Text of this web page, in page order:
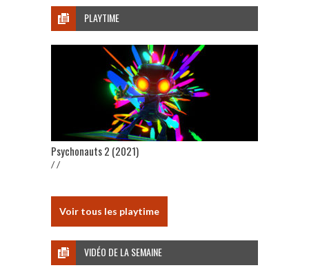
PLAYTIME
Psychonauts 2 (2021)
/ /
Voir tous les playtime
VIDÉO DE LA SEMAINE